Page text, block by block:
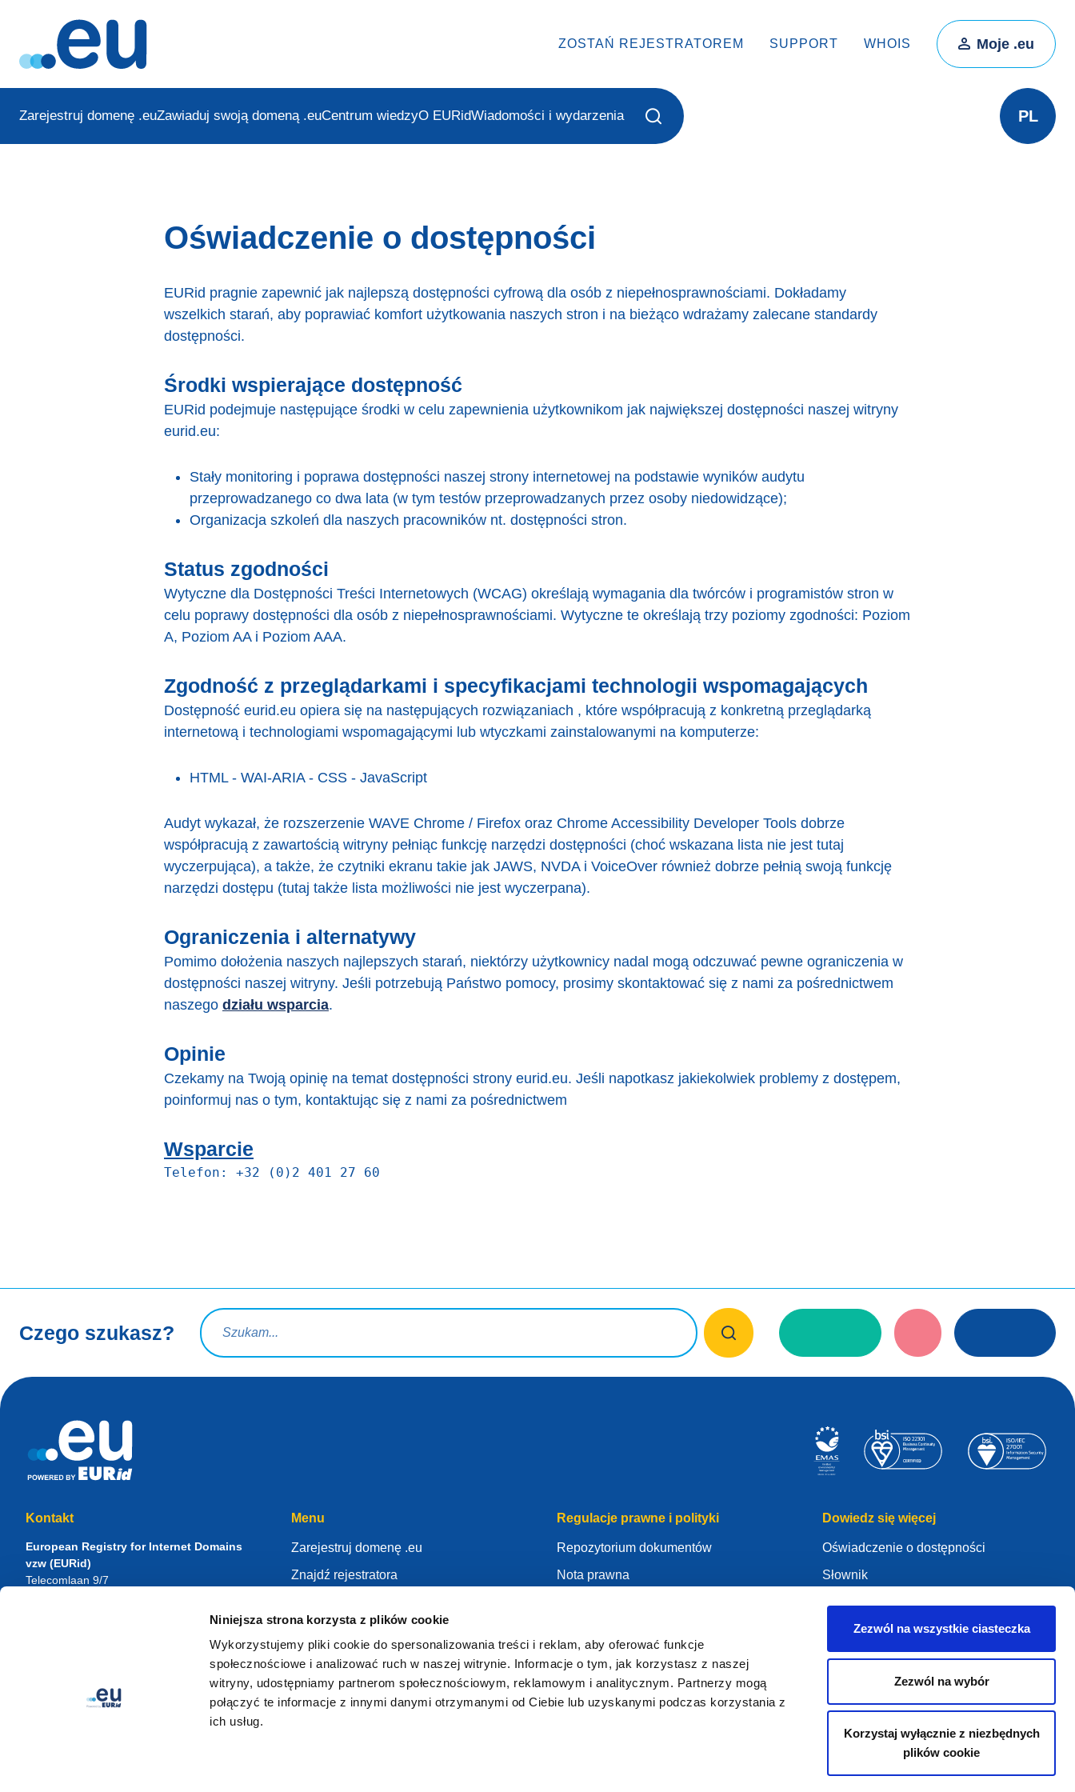
Niniejsza strona korzysta z plików cookie
Wykorzystujemy pliki cookie do spersonalizowania treści i reklam, aby oferować funkcje
społecznościowe i analizować ruch w naszej witrynie. Informacje o tym, jak korzystasz z naszej
witryny, udostępniamy partnerom społecznościowym, reklamowym i analitycznym. Partnerzy mogą
połączyć te informacje z innymi danymi otrzymanymi od Ciebie lub uzyskanymi podczas korzystania z
ich usług.
Zezwól na wszystkie ciasteczka
Zezwól na wybór
Korzystaj wyłącznie z niezbędnych
plików cookie
ZOSTAŃ REJESTRATOREM SUPPORT WHOIS Moje .eu
Zarejestruj domenę .euZawiaduj swoją domeną .euCentrum wiedzyO EURidWiadomości i wydarzenia PL
Oświadczenie o dostępności
EURid pragnie zapewnić jak najlepszą dostępności cyfrową dla osób z niepełnosprawnościami. Dokładamy
wszelkich starań, aby poprawiać komfort użytkowania naszych stron i na bieżąco wdrażamy zalecane standardy
dostępności.
Środki wspierające dostępność
EURid podejmuje następujące środki w celu zapewnienia użytkownikom jak największej dostępności naszej witryny
eurid.eu:
Stały monitoring i poprawa dostępności naszej strony internetowej na podstawie wyników audytu
przeprowadzanego co dwa lata (w tym testów przeprowadzanych przez osoby niedowidzące);
Organizacja szkoleń dla naszych pracowników nt. dostępności stron.
Status zgodności
Wytyczne dla Dostępności Treści Internetowych (WCAG) określają wymagania dla twórców i programistów stron w
celu poprawy dostępności dla osób z niepełnosprawnościami. Wytyczne te określają trzy poziomy zgodności: Poziom
A, Poziom AA i Poziom AAA.
Zgodność z przeglądarkami i specyfikacjami technologii wspomagających
Dostępność eurid.eu opiera się na następujących rozwiązaniach , które współpracują z konkretną przeglądarką
internetową i technologiami wspomagającymi lub wtyczkami zainstalowanymi na komputerze:
HTML - WAI-ARIA - CSS - JavaScript
Audyt wykazał, że rozszerzenie WAVE Chrome / Firefox oraz Chrome Accessibility Developer Tools dobrze
współpracują z zawartością witryny pełniąc funkcję narzędzi dostępności (choć wskazana lista nie jest tutaj
wyczerpująca), a także, że czytniki ekranu takie jak JAWS, NVDA i VoiceOver również dobrze pełnią swoją funkcję
narzędzi dostępu (tutaj także lista możliwości nie jest wyczerpana).
Ograniczenia i alternatywy
Pomimo dołożenia naszych najlepszych starań, niektórzy użytkownicy nadal mogą odczuwać pewne ograniczenia w
dostępności naszej witryny. Jeśli potrzebują Państwo pomocy, prosimy skontaktować się z nami za pośrednictwem
naszego działu wsparcia.
Opinie
Czekamy na Twoją opinię na temat dostępności strony eurid.eu. Jeśli napotkasz jakiekolwiek problemy z dostępem,
poinformuj nas o tym, kontaktując się z nami za pośrednictwem
Wsparcie
Czego szukasz?
Zapytanie wyszukiwania
Kontakt
European Registry for Internet Domains
vzw (EURid)
Telecomlaan 9/7
RPR Brussel – VAT BE 0864.240.405
Zapytania prasowe:
Menu
Zarejestruj domenę .eu
Znajdź rejestratora
Centrum wiedzy
O EURid
Zostań rejestratorem
Regulacje prawne i polityki
Repozytorium dokumentów
Nota prawna
Polityka Ciasteczek
Articles of Association
EURid Responsible Disclosure Policy
Dowiedz się więcej
Oświadczenie o dostępności
Słownik
Moje konto .eu